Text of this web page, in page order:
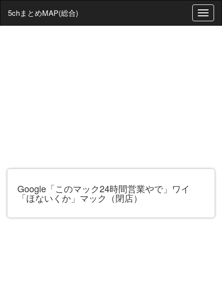
T
o
5chまとめMAP(総合)
Google「このマック24時間営業やで」ワイ
「ほないくか」マック（閉店）